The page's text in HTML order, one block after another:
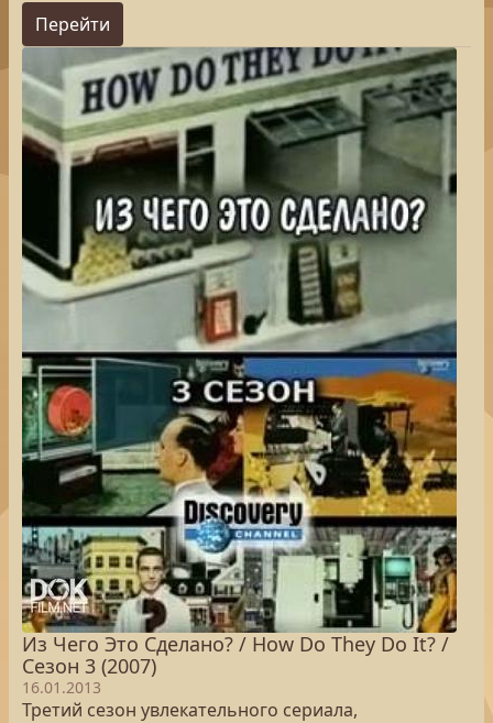
Перейти
Из Чего Это Сделано? / How Do They Do It? /
Сезон 3 (2007)
16.01.2013
Третий сезон увлекательного сериала,